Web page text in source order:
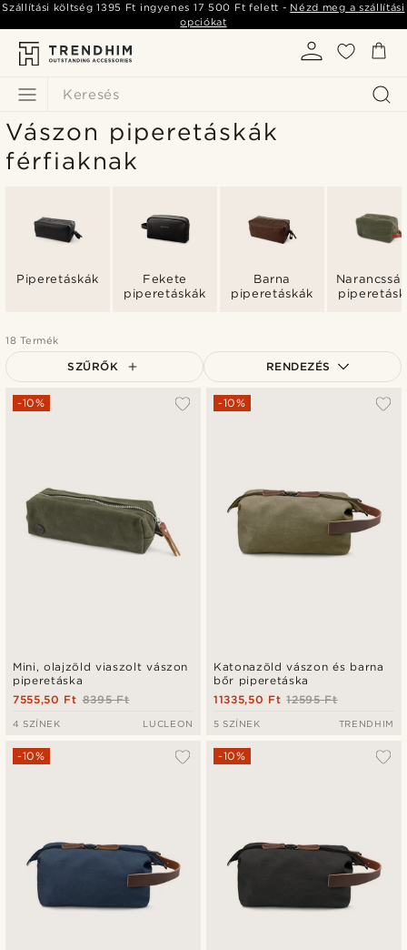
Keresés
Szállítási költség1395 Ft ingyenes 17 500 Ft felett - Nézd meg a szállítási
opciókat
Vászon piperetáskák
férfiaknak
Piperetáskák
Fekete
piperetáskák
Barna
piperetáskák
18 Termék
SZŰRŐK RENDEZÉS
A legkeresettebb
Mini, olajzöld viaszolt vászon
piperetáska
-10%
8395 Ft
7555,50 Ft
4 SZÍNEK LUCLEON
Katonazöld vászon és barna
bőr piperetáska
-10%
12595 Ft
11335,50 Ft
5 SZÍNEK TRENDHIM
-10% -10%